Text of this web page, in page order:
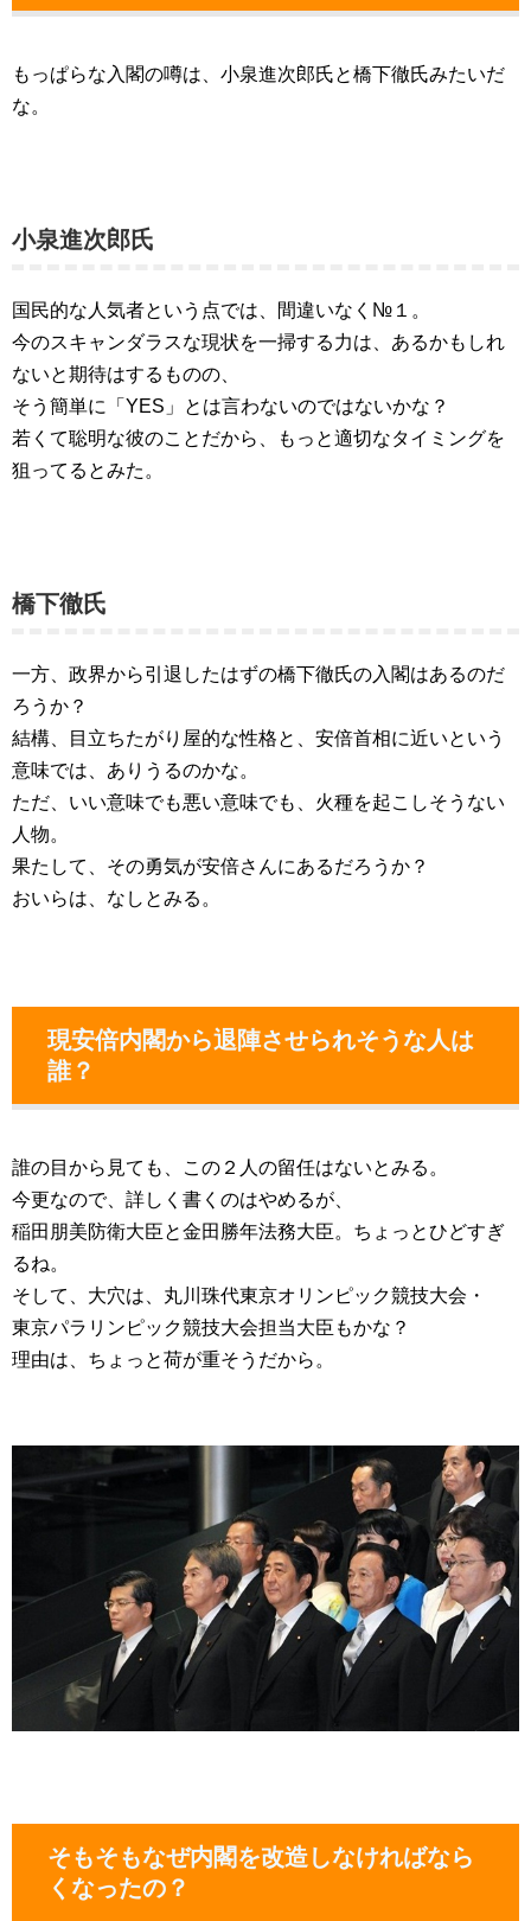
もっぱらな入閣の噂は、小泉進次郎氏と橋下徹氏みたいだ
な。
小泉進次郎氏
国民的な人気者という点では、間違いなく№１。
今のスキャンダラスな現状を一掃する力は、あるかもしれ
ないと期待はするものの、
そう簡単に「YES」とは言わないのではないかな？
若くて聡明な彼のことだから、もっと適切なタイミングを
狙ってるとみた。
橋下徹氏
一方、政界から引退したはずの橋下徹氏の入閣はあるのだ
ろうか？
結構、目立ちたがり屋的な性格と、安倍首相に近いという
意味では、ありうるのかな。
ただ、いい意味でも悪い意味でも、火種を起こしそうない
人物。
果たして、その勇気が安倍さんにあるだろうか？
おいらは、なしとみる。
現安倍内閣から退陣させられそうな人は
誰？
誰の目から見ても、この２人の留任はないとみる。
今更なので、詳しく書くのはやめるが、
稲田朋美防衛大臣と金田勝年法務大臣。ちょっとひどすぎ
るね。
そして、大穴は、丸川珠代東京オリンピック競技大会・
東京パラリンピック競技大会担当大臣もかな？
理由は、ちょっと荷が重そうだから。
そもそもなぜ内閣を改造しなければなら
くなったの？